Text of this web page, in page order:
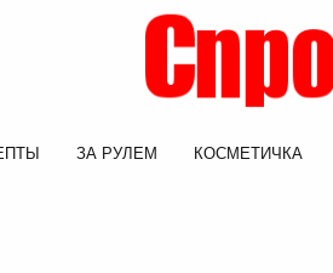
ЗА РУЛЕМ КОСМЕТИЧКА